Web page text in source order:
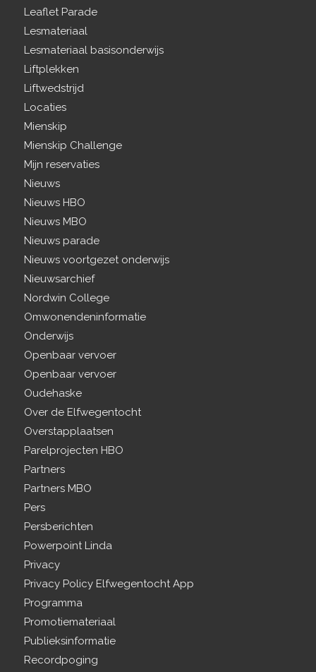
Leaflet Parade
Lesmateriaal
Lesmateriaal basisonderwijs
Liftplekken
Liftwedstrijd
Locaties
Mienskip
Mienskip Challenge
Mijn reservaties
Nieuws
Nieuws HBO
Nieuws MBO
Nieuws parade
Nieuws voortgezet onderwijs
Nieuwsarchief
Nordwin College
Omwonendeninformatie
Onderwijs
Openbaar vervoer
Openbaar vervoer
Oudehaske
Over de Elfwegentocht
Overstapplaatsen
Parelprojecten HBO
Partners
Partners MBO
Pers
Persberichten
Powerpoint Linda
Privacy
Privacy Policy Elfwegentocht App
Programma
Promotiemateriaal
Publieksinformatie
Recordpoging